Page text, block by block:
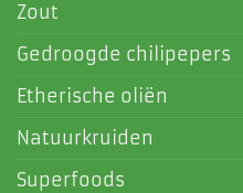
Zout
Gedroogde chilipepers
Etherische oliën
Natuurkruiden
Superfoods